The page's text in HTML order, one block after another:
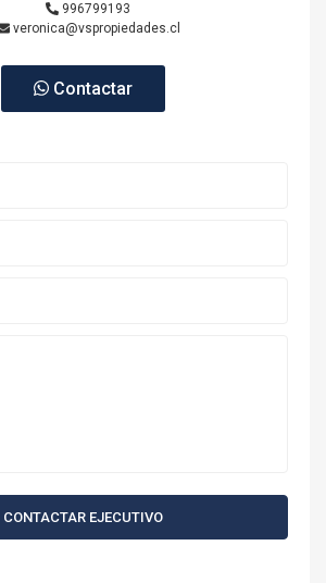
996799193
veronica@vspropiedades.cl
Contactar
CONTACTAR EJECUTIVO